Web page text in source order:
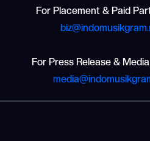
For Placement & Paid
For Press Release &